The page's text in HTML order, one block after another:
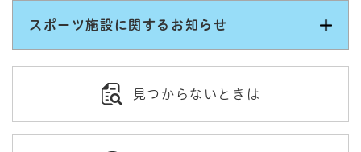
スポーツ施設に関するお知らせ
見つからないときは